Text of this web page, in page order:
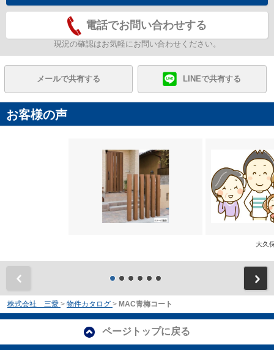
電話でお問い合わせする
現況の確認はお気軽にお問い合わせください。
メールで共有する LINEで共有する
お客様の声
大
株式会社 三愛 > 物件カタログ > MAC青梅コート
ページトップに戻る